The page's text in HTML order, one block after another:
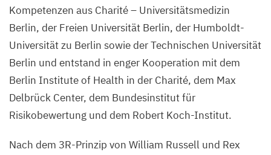
Kompetenzen aus Charité – Universitätsmedizin
Berlin, der Freien Universität Berlin, der Humboldt-
Universität zu Berlin sowie der Technischen Universität
Berlin und entstand in enger Kooperation mit dem
Berlin Institute of Health in der Charité, dem Max
Delbrück Center, dem Bundesinstitut für
Risikobewertung und dem Robert Koch-Institut.
Nach dem 3R-Prinzip von William Russell und Rex